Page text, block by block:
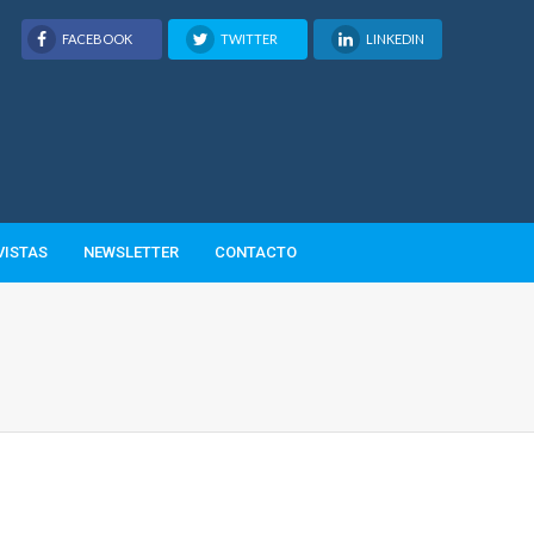
FACEBOOK TWITTER LINKEDIN
NEWSLETTER CONTACTO